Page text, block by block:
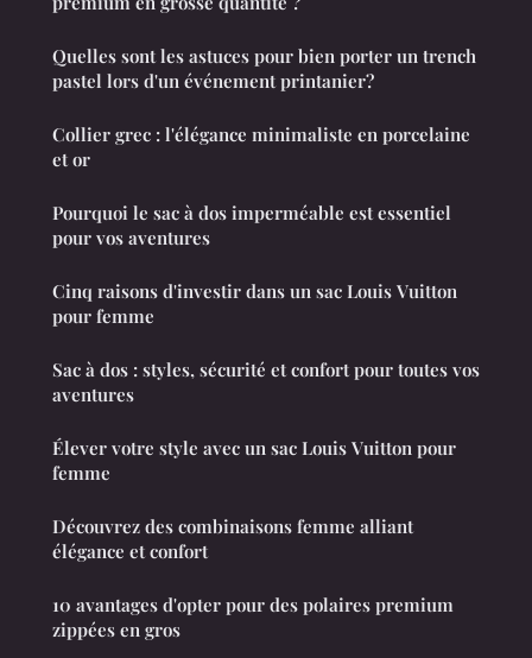
Quelles sont les astuces pour bien porter un trench
pastel lors d'un événement printanier?
Collier grec : l'élégance minimaliste en porcelaine
et or
Pourquoi le sac à dos imperméable est essentiel
pour vos aventures
Cinq raisons d'investir dans un sac Louis Vuitton
pour femme
Sac à dos : styles, sécurité et confort pour toutes vos
aventures
Élever votre style avec un sac Louis Vuitton pour
femme
Découvrez des combinaisons femme alliant
élégance et confort
10 avantages d'opter pour des polaires premium
zippées en gros